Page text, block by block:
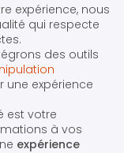
expérience, nous
qui respecte
des outils
une expérience
est votre
à vos
expérience